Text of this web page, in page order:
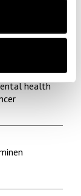
health